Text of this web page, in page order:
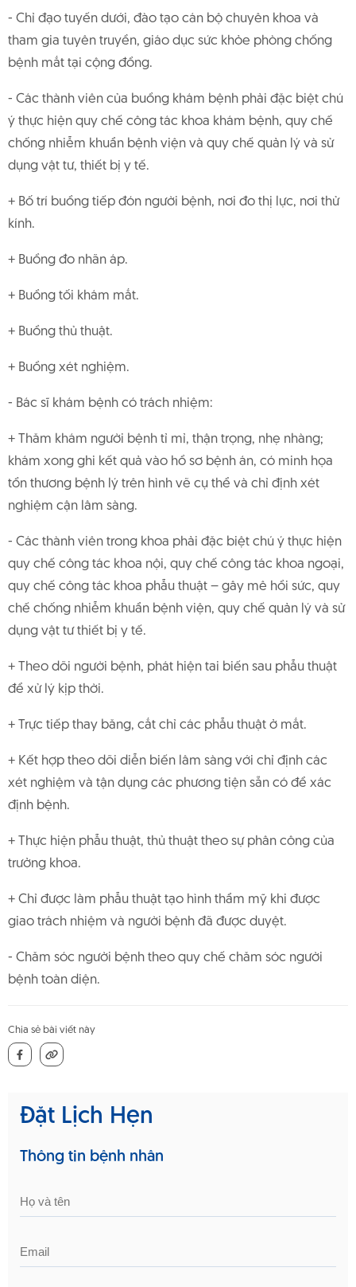
- Chỉ đạo tuyến dưới, đào tạo cán bộ chuyên khoa và
tham gia tuyên truyền, giáo dục sức khỏe phòng chống
bệnh mắt tại cộng đồng.
- Các thành viên của buồng khám bệnh phải đặc biệt chú
ý thực hiện quy chế công tác khoa khám bệnh, quy chế
chống nhiễm khuẩn bệnh viện và quy chế quản lý và sử
dụng vật tư, thiết bị y tế.
+ Bố trí buồng tiếp đón người bệnh, nơi đo thị lực, nơi thử
kính.
+ Buồng đo nhãn áp.
+ Buồng tối khám mắt.
+ Buồng thủ thuật.
+ Buồng xét nghiệm.
- Bác sĩ khám bệnh có trách nhiệm:
+ Thăm khám người bệnh tỉ mỉ, thận trọng, nhẹ nhàng;
khám xong ghi kết quả vào hồ sơ bệnh án, có minh họa
tổn thương bệnh lý trên hình vẽ cụ thể và chỉ định xét
nghiệm cận lâm sàng.
- Các thành viên trong khoa phải đặc biệt chú ý thực hiện
quy chế công tác khoa nội, quy chế công tác khoa ngoại,
quy chế công tác khoa phẫu thuật – gây mê hồi sức, quy
chế chống nhiễm khuẩn bệnh viện, quy chế quản lý và sử
dụng vật tư thiết bị y tế.
+ Theo dõi người bệnh, phát hiện tai biến sau phẫu thuật
để xử lý kịp thời.
+ Trực tiếp thay băng, cắt chỉ các phẫu thuật ở mắt.
+ Kết hợp theo dõi diễn biến lâm sàng với chỉ định các
xét nghiệm và tận dụng các phương tiện sẵn có để xác
định bệnh.
+ Thực hiện phẫu thuật, thủ thuật theo sự phân công của
trưởng khoa.
+ Chỉ được làm phẫu thuật tạo hình thẩm mỹ khi được
giao trách nhiệm và người bệnh đã được duyệt.
- Chăm sóc người bệnh theo quy chế chăm sóc người
bệnh toàn diện.
Chia sẻ bài viết này
Đặt Lịch Hẹn
Thông tin bệnh nhân